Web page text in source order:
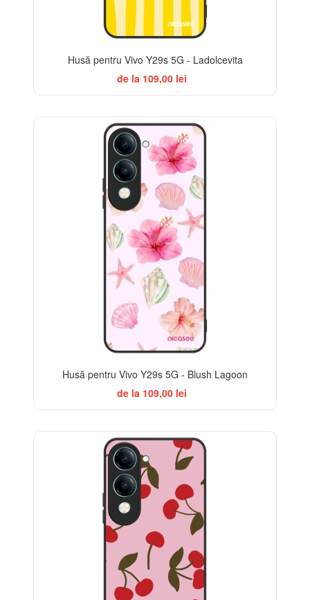
Husă pentru Vivo Y29s 5G - Ladolcevita
de la 109,00 lei
Husă pentru Vivo Y29s 5G - Blush Lagoon
de la 109,00 lei